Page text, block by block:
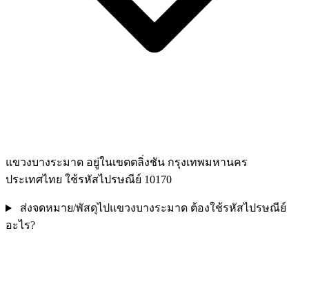
แขวงบางระมาด อยู่ในเขตตลิ่งชัน กรุงเทพมหานคร
ประเทศไทย ใช้รหัสไปรษณีย์ 10170
ส่งจดหมาย/พัสดุไปแขวงบางระมาด ต้องใช้รหัสไปรษณีย์
อะไร?